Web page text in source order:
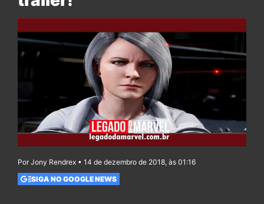
Por Jony Rendrex • 14 de dezembro de 2018, às 01:16
SIGA NO GOOGLE NEWS